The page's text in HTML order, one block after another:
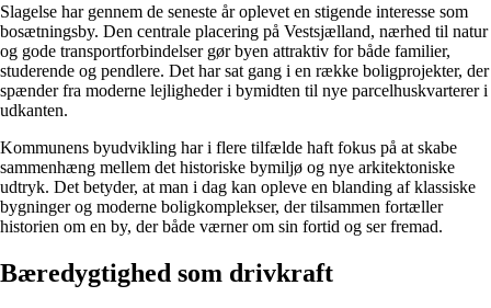
Slagelse har gennem de seneste år oplevet en stigende interesse som
bosætningsby. Den centrale placering på Vestsjælland, nærhed til natur
og gode transportforbindelser gør byen attraktiv for både familier,
studerende og pendlere. Det har sat gang i en række boligprojekter, der
spænder fra moderne lejligheder i bymidten til nye parcelhuskvarterer i
udkanten.
Kommunens byudvikling har i flere tilfælde haft fokus på at skabe
sammenhæng mellem det historiske bymiljø og nye arkitektoniske
udtryk. Det betyder, at man i dag kan opleve en blanding af klassiske
bygninger og moderne boligkomplekser, der tilsammen fortæller
historien om en by, der både værner om sin fortid og ser fremad.
Bæredygtighed som drivkraft